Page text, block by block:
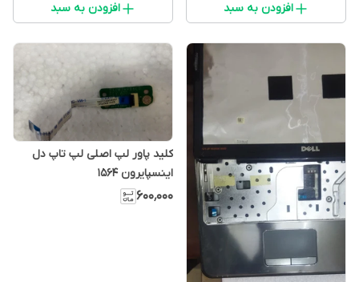
افزودن به سبد افزودن به سبد
کلید پاور لپ اصلی لپ تاپ دل
اینسپایرون 1564
۶۰۰٬۰۰۰